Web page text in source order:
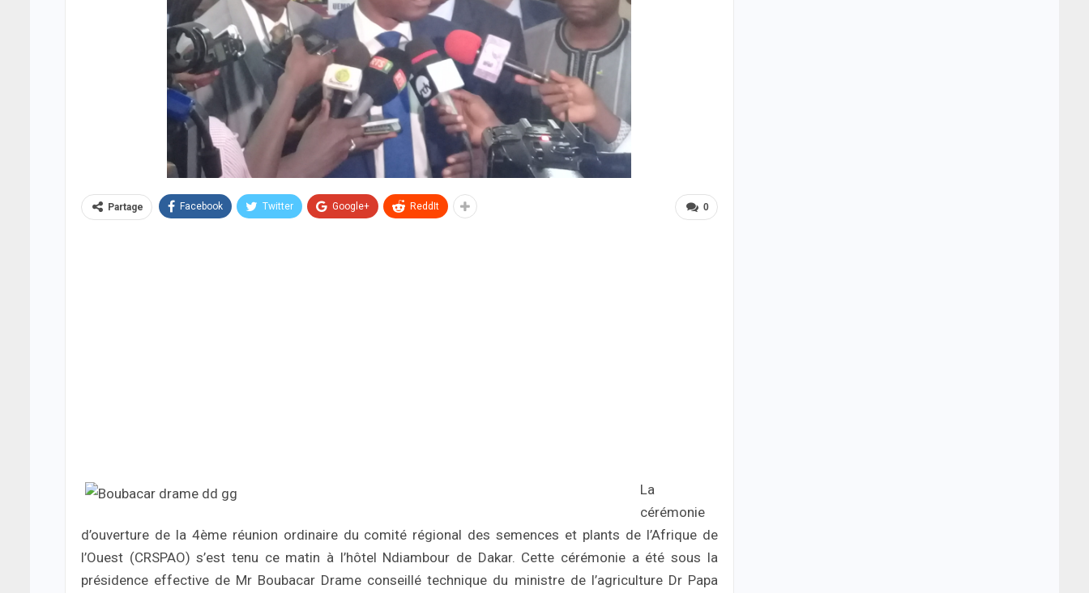
0
Partage Facebook Twitter Google+ ReddIt
La
cérémonie
d’ouverture de la 4ème réunion ordinaire du comité régional des semences et plants de l’Afrique de
l’Ouest (CRSPAO) s’est tenu ce matin à l’hôtel Ndiambour de Dakar. Cette cérémonie a été sous la
présidence effective de Mr Boubacar Drame conseillé technique du ministre de l’agriculture Dr Papa